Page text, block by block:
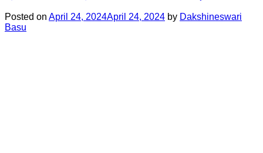
Posted on April 24, 2024April 24, 2024 by Dakshineswari
Basu